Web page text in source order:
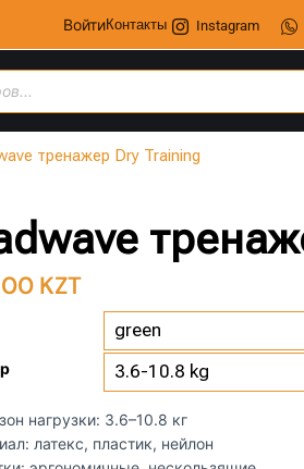
ВойтиКонтакты Instagram
тренажер Dry Training
KZT
нагрузки: 3.6–10.8 кг
латекс, пластик, нейлон